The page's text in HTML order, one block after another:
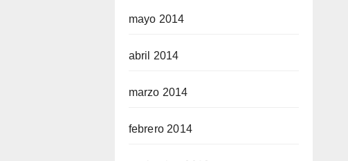
mayo 2014
abril 2014
marzo 2014
febrero 2014